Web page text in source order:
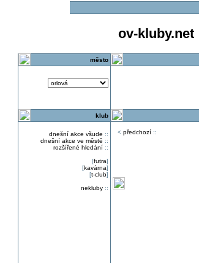
ov-kluby.net
město
klub
dnešní akce všude ::
dnešní akce ve městě ::
rozšířené hledání::
[futra]
[kavárna]
[t-club]
nekluby::
< předchozí::